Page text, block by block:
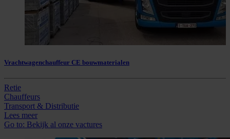
Vrachtwagenchauffeur CE bouwmaterialen
Retie
Chauffeurs
Transport & Distributie
Lees meer
Go to: Bekijk al onze vactures